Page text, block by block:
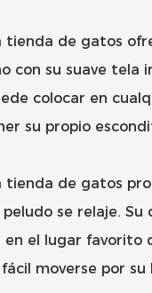
tienda de gatos
con su suave tela
colocar en
su propio
tienda de gatos
se relaje.
el lugar favorito
moverse por su